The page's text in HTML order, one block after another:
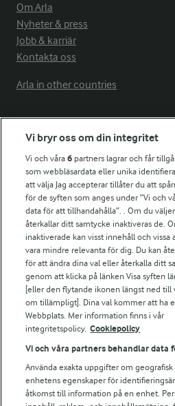
Om Arla
Nyheter & press
Jobb & karriär
Kontakta oss
Arla in other countries
Fler Arlasajter
För ägare
Arlas kundportal
Arla.com
Falbygdens Ost
Arla webbshop
Bildbank
Följ oss
Vi bryr oss om din integritet
Vi och våra6 partners lagrar och får
som webbläsardata eller unika
att välja Jag accepterar tillåter du att
för de syften som anges under ”Vi och
data för att tillhandahålla”. . Om du
återkallar ditt samtycke inaktiveras de.
inaktiverade kan visst innehåll och vissa
vara mindre relevanta för dig. Du kan
för att ändra dina val eller återkalla ditt
genom att klicka på länken Visa syften
[eller den flytande ikonen längst ned till
om tillämpligt]. Dina val kommer att ha
Webbplats. Mer information finns i vår
integritetspolicy. Cookiepolicy
Vi och våra partners behandlar
Använda exakta uppgifter om
enhetens egenskaper för
åtkomst till information på en enhet.